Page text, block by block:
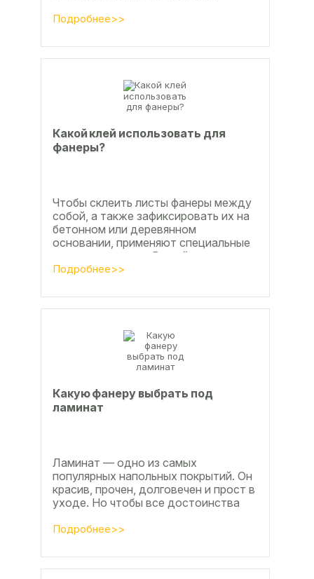
Подробнее>>
Какой клей использовать для
фанеры?
Чтобы склеить листы фанеры между
собой, а также зафиксировать их на
бетонном или деревянном
основании, применяют специальные
клеевые составы. В этой статье
расскажем, какой клей...
Подробнее>>
Какую фанеру выбрать под
ламинат
Ламинат — одно из самых
популярных напольных покрытий. Он
красив, прочен, долговечен и прост в
уходе. Но чтобы все достоинства
раскрылись, важно...
Подробнее>>